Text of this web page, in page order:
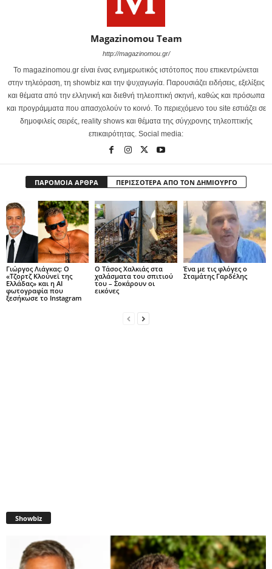
Magazinomou Team
http://magazinomou.gr/
Το magazinomou.gr είναι ένας ενημερωτικός ιστότοπος που επικεντρώνεται
στην τηλεόραση, τη showbiz και την ψυχαγωγία. Παρουσιάζει ειδήσεις, εξελίξεις
και θέματα από την ελληνική και διεθνή τηλεοπτική σκηνή, καθώς και πρόσωπα
και προγράμματα που απασχολούν το κοινό. Το περιεχόμενο του site εστιάζει σε
δημοφιλείς σειρές, reality shows και θέματα της σύγχρονης τηλεοπτικής
επικαιρότητας. Social media:
ΠΑΡΟΜΟΙΑ ΑΡΘΡΑ ΠΕΡΙΣΣΟΤΕΡΑ ΑΠΟ ΤΟΝ ΔΗΜΙΟΥΡΓΟ
Γιώργος Λιάγκας: Ο
«Τζορτζ Κλούνεϊ της
Ελλάδας» και η AI
φωτογραφία που
ξεσήκωσε το Instagram
Ο Τάσος Χαλκιάς στα
χαλάσματα του σπιτιού
του – Σοκάρουν οι
εικόνες
Ένα με τις φλόγες ο
Σταμάτης Γαρδέλης
Showbiz